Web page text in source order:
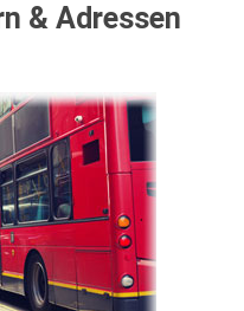
& Adressen